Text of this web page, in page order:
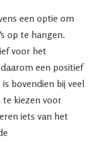
een optie om
op te hangen.
voor het
een positief
bovendien bij veel
kiezen voor
iets van het